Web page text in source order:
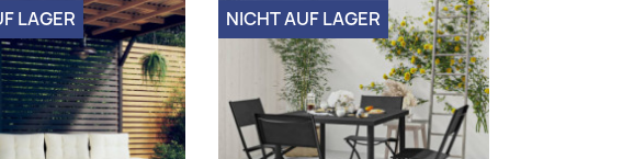
LAGER NICHT AUF LAGER